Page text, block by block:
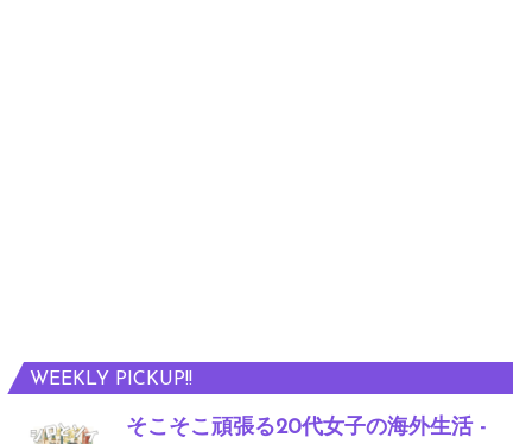
WEEKLY PICKUP!!
そこそこ頑張る20代女子の海外生活 -